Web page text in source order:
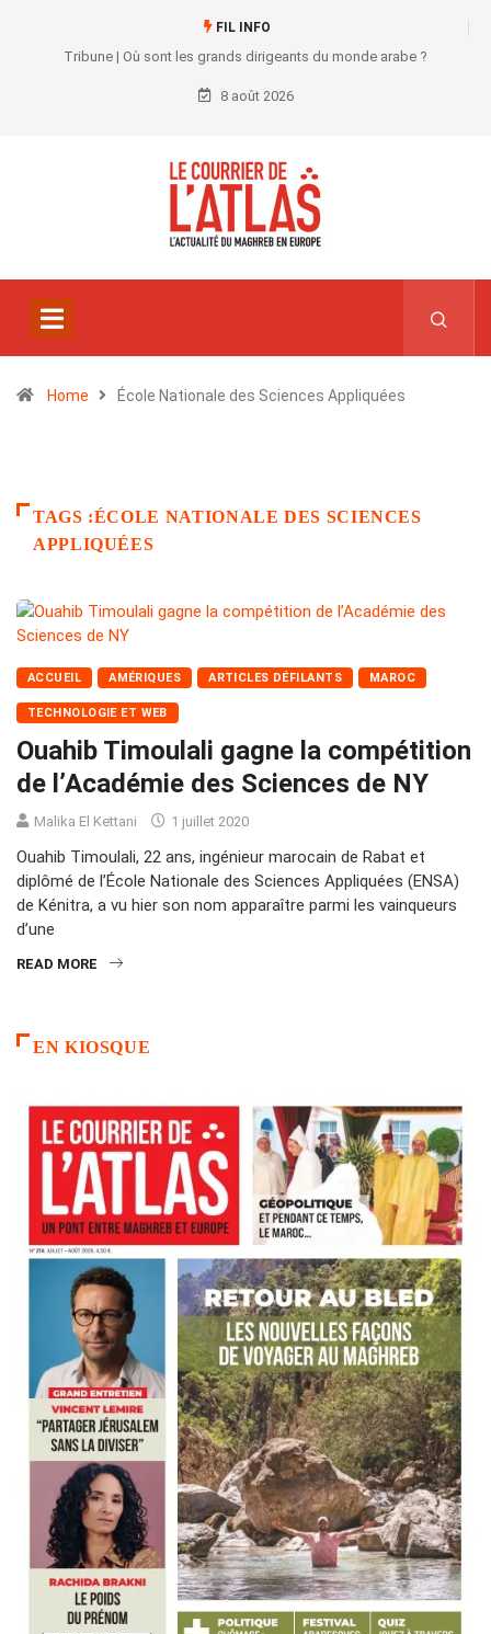
FIL INFO
Tribune | Où sont les grands dirigeants du monde arabe ?
8 août 2026
Home École Nationale des Sciences Appliquées
TAGS :ÉCOLE NATIONALE DES SCIENCES
APPLIQUÉES
ACCUEIL AMÉRIQUES ARTICLES DÉFILANTS MAROC
TECHNOLOGIE ET WEB
Ouahib Timoulali gagne la compétition
de l’Académie des Sciences de NY
Malika El Kettani 1 juillet 2020
Ouahib Timoulali, 22 ans, ingénieur marocain de Rabat et
diplômé de l’École Nationale des Sciences Appliquées (ENSA)
de Kénitra, a vu hier son nom apparaître parmi les vainqueurs
d’une
READ MORE
EN KIOSQUE